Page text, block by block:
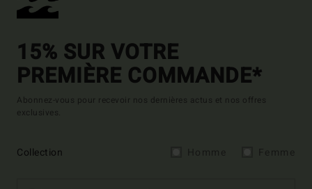
15% SUR VOTRE
PREMIÈRE COMMANDE*
Abonnez-vous pour recevoir nos dernières actus et nos offres
exclusives.
Collection